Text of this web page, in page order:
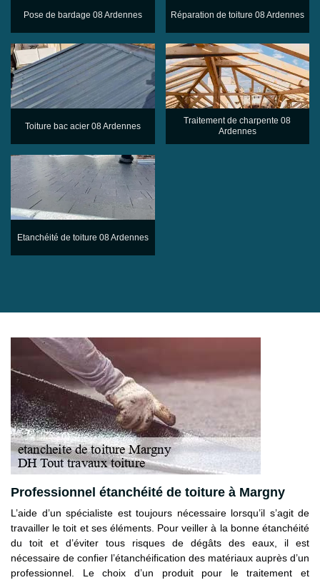
Pose de bardage 08 Ardennes Réparation de toiture 08 Ardennes
Toiture bac acier 08 Ardennes
Traitement de charpente 08
Ardennes
Etanchéité de toiture 08 Ardennes
Professionnel étanchéité de toiture à Margny
L’aide d’un spécialiste est toujours nécessaire lorsqu’il s’agit de
travailler le toit et ses éléments. Pour veiller à la bonne étanchéité
du toit et d’éviter tous risques de dégâts des eaux, il est
nécessaire de confier l’étanchéification des matériaux auprès d’un
professionnel. Le choix d’un produit pour le traitement et